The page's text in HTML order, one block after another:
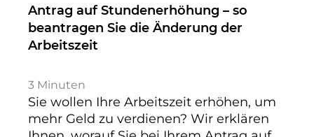
Antrag auf Stundenerhöhung – so
beantragen Sie die Änderung der
Arbeitszeit
3 Minuten
Sie wollen Ihre Arbeitszeit erhöhen, um
mehr Geld zu verdienen? Wir erklären